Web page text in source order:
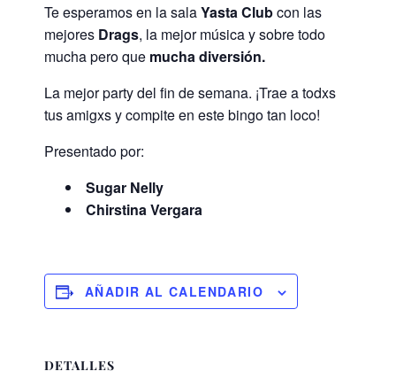
Te esperamos en la salaYasta Clubcon las
mejores Drags, la mejor música y sobre todo
mucha pero que mucha diversión.
La mejor party del fin de semana. ¡Trae a todxs
tus amigxs y compite en este bingo tan loco!
Presentado por:
Sugar Nelly
Chirstina Vergara
AÑADIR AL CALENDARIO
DETALLES